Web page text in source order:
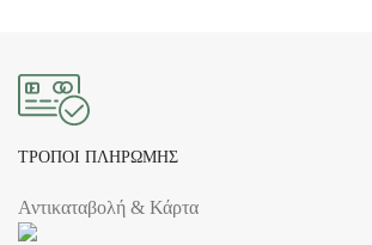
ΤΡΟΠΟΙ ΠΛΗΡΩΜΗΣ
Αντικαταβολή & Κάρτα